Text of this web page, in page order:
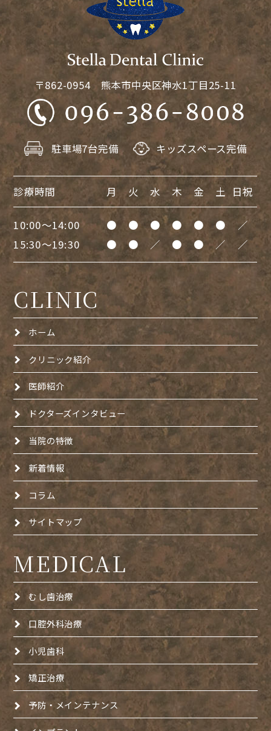
〒862-0954 熊本市中央区神水1丁目25-11
駐車場7台完備 キッズスペース完備
診療時間 月 火 水 木 金 土 日祝
10:00～14:00 ● ● ● ● ● ●
／
15:30～19:30
● ● ／ ● ● ／ ／
CLINIC
ホーム
クリニック紹介
医師紹介
ドクターズインタビュー
当院の特徴
新着情報
コラム
サイトマップ
MEDICAL
むし歯治療
口腔外科治療
小児歯科
矯正治療
予防・メインテナンス